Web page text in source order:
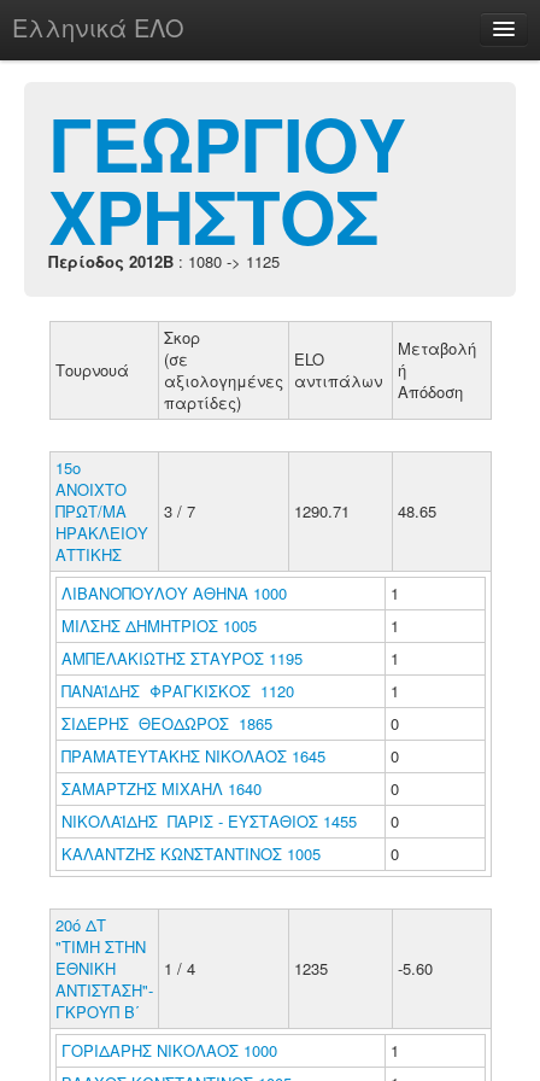
Ελληνικά ΕΛΟ
chesstu.be @ discord
Login
ΓΕΩΡΓΙΟΥ
ΧΡΗΣΤΟΣ
Περίοδος 2012B : 1080 -> 1125
Τουρνουά
Σκορ
(σε
αξιολογημένες
παρτίδες)
ELO
αντιπάλων
Μεταβολή
ή
Απόδοση
15ο
ΑΝΟΙΧΤΟ
ΠΡΩΤ/ΜΑ
ΗΡΑΚΛΕΙΟΥ
ΑΤΤΙΚΗΣ
3 / 7 1290.71 48.65
ΛΙΒΑΝΟΠΟΥΛΟΥ ΑΘΗΝΑ 1000
1
ΜΙΛΣΗΣ ΔΗΜΗΤΡΙΟΣ 1005
1
ΑΜΠΕΛΑΚΙΩΤΗΣ ΣΤΑΥΡΟΣ 1195
1
ΠΑΝΑΪΔΗΣ ΦΡΑΓΚΙΣΚΟΣ 1120
1
ΣΙΔΕΡΗΣ ΘΕΟΔΩΡΟΣ 1865
0
ΠΡΑΜΑΤΕΥΤΑΚΗΣ ΝΙΚΟΛΑΟΣ 1645
0
ΣΑΜΑΡΤΖΗΣ ΜΙΧΑΗΛ 1640
0
ΝΙΚΟΛΑΪΔΗΣ ΠΑΡΙΣ - ΕΥΣΤΑΘΙΟΣ 1455
0
ΚΑΛΑΝΤΖΗΣ ΚΩΝΣΤΑΝΤΙΝΟΣ 1005
0
20ό ΔΤ
"ΤΙΜΗ ΣΤΗΝ
ΕΘΝΙΚΗ
ΑΝΤΙΣΤΑΣΗ"-
ΓΚΡΟΥΠ B΄
1 / 4 1235 -5.60
ΓΟΡΙΔΑΡΗΣ ΝΙΚΟΛΑΟΣ 1000
1